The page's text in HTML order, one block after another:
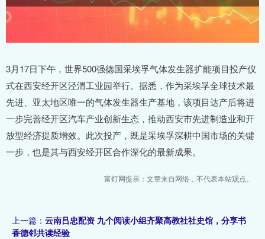
3月17日下午，世界500强德国采埃孚气体发生器扩能项目投产仪
式在西安经开区泾渭工业园举行。据悉，作为采埃孚全球技术最
先进、亚太地区唯一的气体发生器生产基地，该项目达产后将进
一步完善经开区汽车产业创新生态，推动西安市先进制造业和开
放型经济提质增效。此次投产，既是采埃孚深耕中国市场的关键
一步，也是其与西安经开区合作深化的最新成果。
富灯网提示：文章来自网络，不代表本站观点。
上一篇： 云南吕忠配资 九个阅读小组齐聚高教社社史馆，分享书
香德邻共读经验